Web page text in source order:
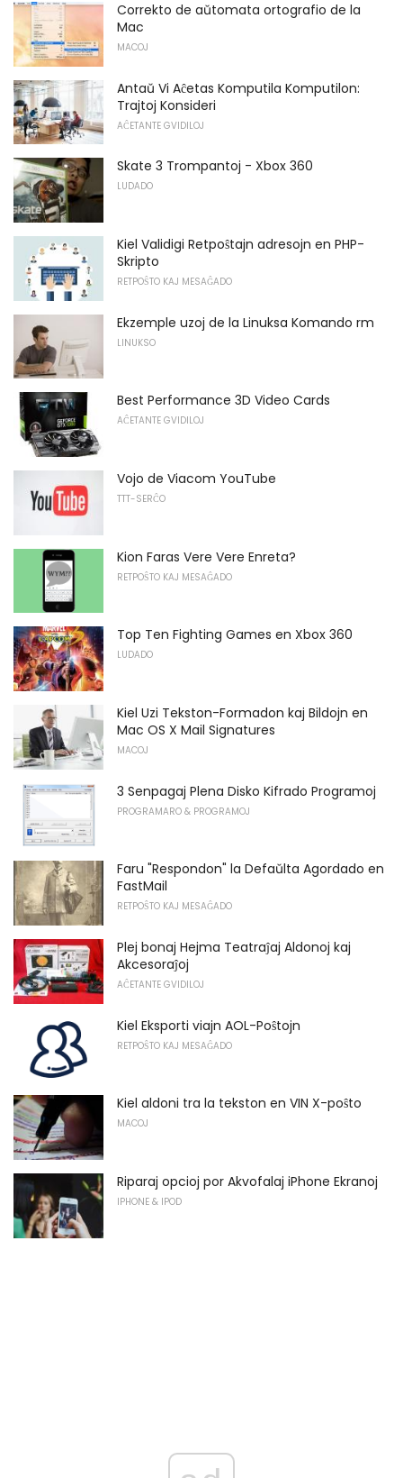
Correkto de aŭtomata ortografio de la
Mac
MACOJ
Antaŭ Vi Aĉetas Komputila Komputilon:
Trajtoj Konsideri
AĈETANTE GVIDILOJ
Skate 3 Trompantoj - Xbox 360
LUDADO
Kiel Validigi Retpoŝtajn adresojn en PHP-
Skripto
RETPOŜTO KAJ MESAĜADO
Ekzemple uzoj de la Linuksa Komando rm
LINUKSO
Best Performance 3D Video Cards
AĈETANTE GVIDILOJ
Vojo de Viacom YouTube
TTT-SERĈO
Kion Faras Vere Vere Enreta?
RETPOŜTO KAJ MESAĜADO
Top Ten Fighting Games en Xbox 360
LUDADO
Kiel Uzi Tekston-Formadon kaj Bildojn en
Mac OS X Mail Signatures
MACOJ
3 Senpagaj Plena Disko Kifrado Programoj
PROGRAMARO & PROGRAMOJ
Faru "Respondon" la Defaŭlta Agordado en
FastMail
RETPOŜTO KAJ MESAĜADO
Plej bonaj Hejma Teatraĵaj Aldonoj kaj
Akcesoraĵoj
AĈETANTE GVIDILOJ
Kiel Eksporti viajn AOL-Poŝtojn
RETPOŜTO KAJ MESAĜADO
Kiel aldoni tra la tekston en VIN X-poŝto
MACOJ
Riparaj opcioj por Akvofalaj iPhone Ekranoj
IPHONE & IPOD